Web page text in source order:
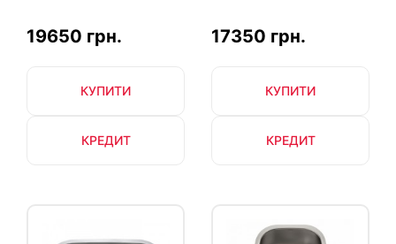
19650 грн.
КУПИТИ
КРЕДИТ
17350 грн.
КУПИТИ
КРЕДИТ